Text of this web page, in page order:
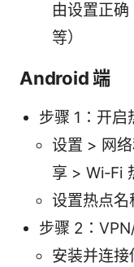
由设置正
等）
Android 端
步骤 1：开启
设置 > 网
享 > Wi‑Fi
设置热点名
步骤 2：
安装并连